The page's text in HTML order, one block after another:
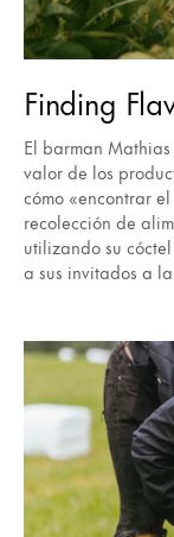
Finding
El barman
valor de los
cómo «encontrar
recolección de
utilizando su
a sus invitados a